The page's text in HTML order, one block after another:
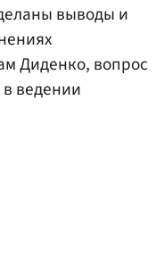
выводы и
Диденко, вопрос
ведении